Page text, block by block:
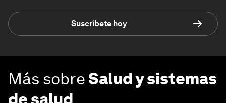
Suscríbete hoy
Más sobreSalud y sistemas